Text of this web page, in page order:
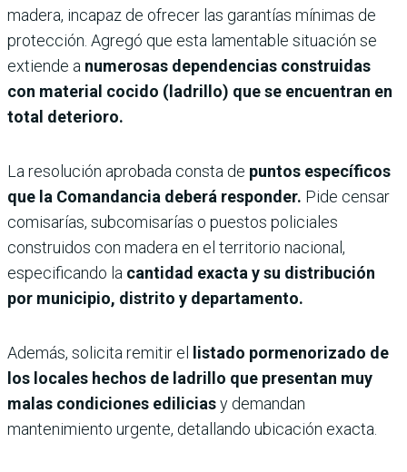
madera, incapaz de ofrecer las garantías mínimas de
protección. Agregó que esta lamentable situación se
extiende a numerosas dependencias construidas
con material cocido (ladrillo) que se encuentran en
total deterioro.
La resolución aprobada consta de puntos específicos
que la Comandancia deberá responder. Pide censar
comisarías, subcomisarías o puestos policiales
construidos con madera en el territorio nacional,
especificando la cantidad exacta y su distribución
por municipio, distrito y departamento.
Además, solicita remitir el listado pormenorizado de
los locales hechos de ladrillo que presentan muy
malas condiciones ediliciasy demandan
mantenimiento urgente, detallando ubicación exacta.